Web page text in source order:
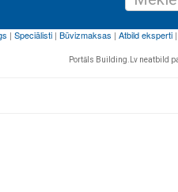
Portāls Building.Lv neatbild